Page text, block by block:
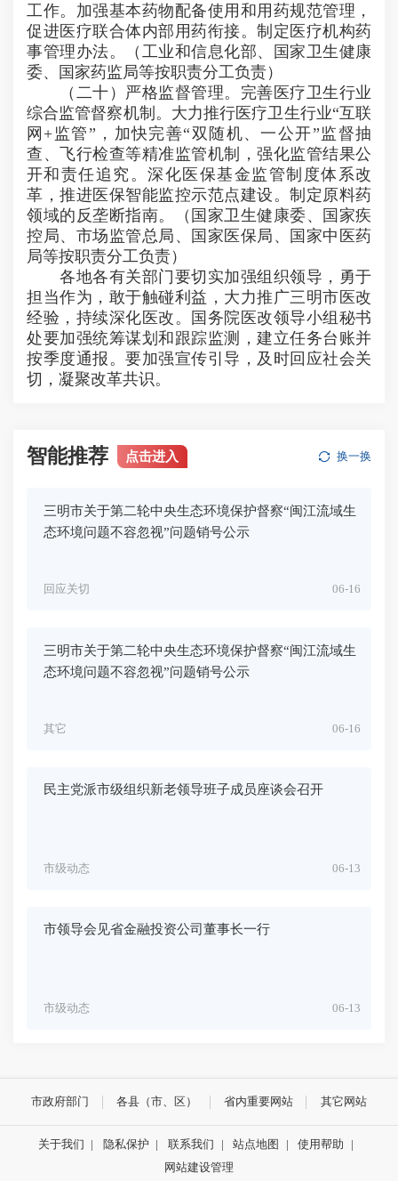
工作。加强基本药物配备使用和用药规范管理，
促进医疗联合体内部用药衔接。制定医疗机构药
事管理办法。（工业和信息化部、国家卫生健康
委、国家药监局等按职责分工负责）
（二十）严格监督管理。完善医疗卫生行业
综合监管督察机制。大力推行医疗卫生行业“互联
网+监管”，加快完善“双随机、一公开”监督抽
查、飞行检查等精准监管机制，强化监管结果公
开和责任追究。深化医保基金监管制度体系改
革，推进医保智能监控示范点建设。制定原料药
领域的反垄断指南。（国家卫生健康委、国家疾
控局、市场监管总局、国家医保局、国家中医药
局等按职责分工负责）
各地各有关部门要切实加强组织领导，勇于
担当作为，敢于触碰利益，大力推广三明市医改
经验，持续深化医改。国务院医改领导小组秘书
处要加强统筹谋划和跟踪监测，建立任务台账并
按季度通报。要加强宣传引导，及时回应社会关
切，凝聚改革共识。
智能推荐 点击进入 换一换
三明市关于第二轮中央生态环境保护督察“闽江流域生
态环境问题不容忽视”问题销号公示
06-16
回应关切
三明市关于第二轮中央生态环境保护督察“闽江流域生
态环境问题不容忽视”问题销号公示
06-16
其它
民主党派市级组织新老领导班子成员座谈会召开
06-13
市级动态
市领导会见省金融投资公司董事长一行
06-13
市级动态
市政府部门 各县（市、区） 省内重要网站 其它网站
关于我们 | 隐私保护 | 联系我们 | 站点地图 | 使用帮助
|
网站建设管理